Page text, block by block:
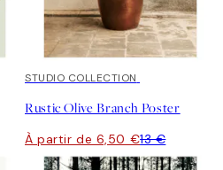
50%*
STUDIO COLLECTION
Rustic Olive Branch Poster
À partir de 6,50 €13 €